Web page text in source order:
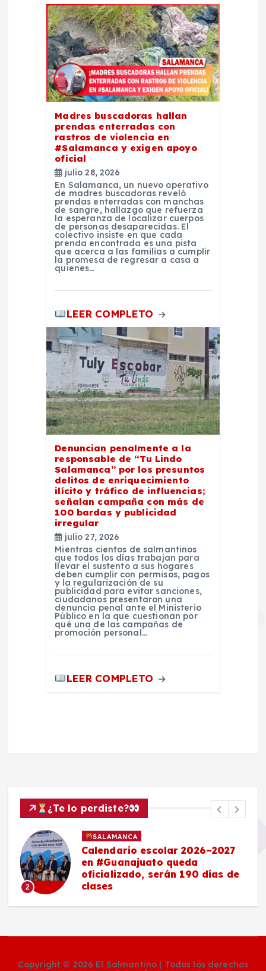
Madres buscadoras hallan
prendas enterradas con
rastros de violencia en
#Salamanca y exigen apoyo
oficial
julio 28, 2026
En Salamanca, un nuevo operativo
de madres buscadoras reveló
prendas enterradas con manchas
de sangre, hallazgo que refuerza
la esperanza de localizar cuerpos
de personas desaparecidas. El
colectivo insiste en que cada
prenda encontrada es una pista
que acerca a las familias a cumplir
la promesa de regresar a casa a
quienes…
LEER COMPLETO
Denuncian penalmente a la
responsable de “Tu Lindo
Salamanca” por los presuntos
delitos de enriquecimiento
ilícito y tráfico de influencias;
señalan campaña con más de
100 bardas y publicidad
irregular
julio 27, 2026
Mientras cientos de salmantinos
que todos los días trabajan para
llevar el sustento a sus hogares
deben cumplir con permisos, pagos
y la regularización de su
publicidad para evitar sanciones,
ciudadanos presentaron una
denuncia penal ante el Ministerio
Público en la que cuestionan por
qué una de las campañas de
promoción personal…
LEER COMPLETO
¿Te lo perdiste?
2
SALAMANCA
Calendario escolar 2026–2027
en #Guanajuato queda
oficializado, serán 190 días de
clases
Copyright © 2026 El Salmantino | Todos los derechos